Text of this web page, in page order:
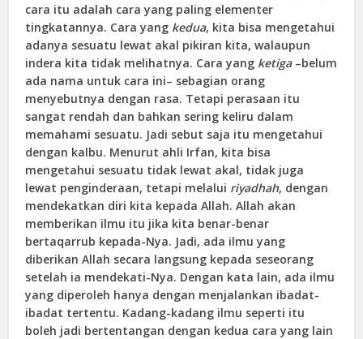
cara itu adalah cara yang paling elementer
tingkatannya. Cara yang kedua, kita bisa mengetahui
adanya sesuatu lewat akal pikiran kita, walaupun
indera kita tidak melihatnya. Cara yang ketiga–belum
ada nama untuk cara ini– sebagian orang
menyebutnya dengan rasa. Tetapi perasaan itu
sangat rendah dan bahkan sering keliru dalam
memahami sesuatu. Jadi sebut saja itu mengetahui
dengan kalbu. Menurut ahli Irfan, kita bisa
mengetahui sesuatu tidak lewat akal, tidak juga
lewat penginderaan, tetapi melalui riyadhah, dengan
mendekatkan diri kita kepada Allah. Allah akan
memberikan ilmu itu jika kita benar-benar
bertaqarrub kepada-Nya. Jadi, ada ilmu yang
diberikan Allah secara langsung kepada seseorang
setelah ia mendekati-Nya. Dengan kata lain, ada ilmu
yang diperoleh hanya dengan menjalankan ibadat-
ibadat tertentu. Kadang-kadang ilmu seperti itu
boleh jadi bertentangan dengan kedua cara yang lain